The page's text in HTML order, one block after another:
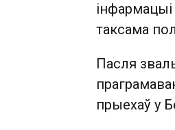
таксама
Пасля
прыехаў у